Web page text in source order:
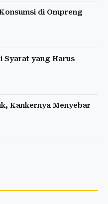
di Ompreng
Syarat yang Harus
Kankernya Menyebar